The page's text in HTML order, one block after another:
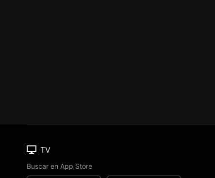
TV
Buscar en App Store